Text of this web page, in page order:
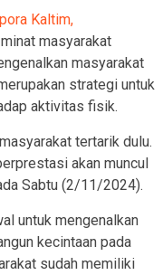
Kaltim,
masyarakat
masyarakat
strategi untuk
aktivitas fisik.
tertarik dulu.
akan muncul
Sabtu (2/11/2024).
untuk mengenalkan
kecintaan pada
sudah memiliki